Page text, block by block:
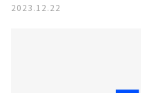
2023.12.22